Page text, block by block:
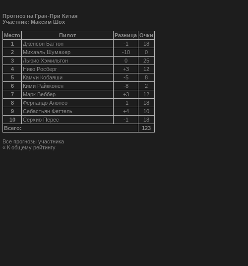
Прогноз на Гран-При Китая
Участник: Максим Шох
Место Пилот Разница Очки
1
Дженсон Баттон -1
18
2
Михаэль Шумахер -10
0
3
Льюис Хэмильтон 0
25
4
Нико Росберг +3
12
5
Камуи Кобаяши -5
8
6
Кими Райкконен -8
2
7
Марк Веббер +3
12
8
Фернандо Алонсо -1
18
9
Себастьян Феттель +4
10
10
Серхио Перес -1
18
Всего:
123
Все прогнозы участника
« К общему рейтингу